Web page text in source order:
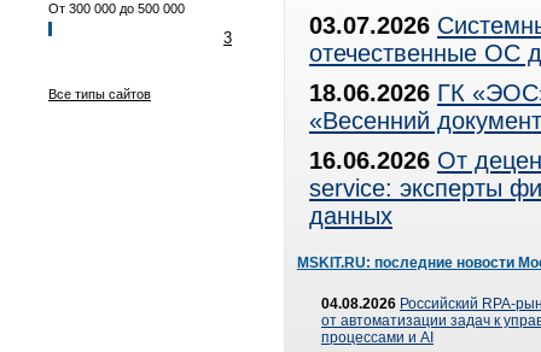
От 300 000 до 500 000
3
Все типы сайтов
03.07.2026
отечественные ОС
18.06.2026 ГК
«Весенний
16.06.2026 От
service: эксперты
данных
MSKIT.RU: последние новости
04.08.2026 Российский RPA-
от автоматизации задач к
процессами и AI